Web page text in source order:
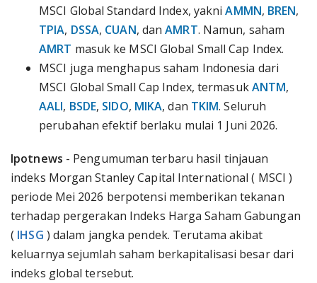
MSCI Global Standard Index, yakniAMMN, BREN,
TPIA, DSSA, CUAN, danAMRT. Namun, saham
AMRT masuk ke MSCI Global Small Cap Index.
MSCI juga menghapus saham Indonesia dari
MSCI Global Small Cap Index, termasukANTM,
AALI, BSDE, SIDO, MIKA, dan TKIM. Seluruh
perubahan efektif berlaku mulai 1 Juni 2026.
Ipotnews - Pengumuman terbaru hasil tinjauan
indeks Morgan Stanley Capital International ( MSCI )
periode Mei 2026 berpotensi memberikan tekanan
terhadap pergerakan Indeks Harga Saham Gabungan
( IHSG ) dalam jangka pendek. Terutama akibat
keluarnya sejumlah saham berkapitalisasi besar dari
indeks global tersebut.